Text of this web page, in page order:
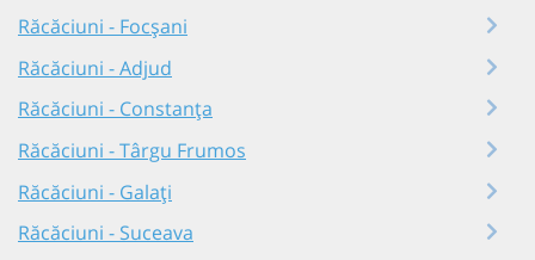
Răcăciuni - Focșani
Răcăciuni - Adjud
Răcăciuni - Constanța
Răcăciuni - Târgu Frumos
Răcăciuni - Galați
Răcăciuni - Suceava